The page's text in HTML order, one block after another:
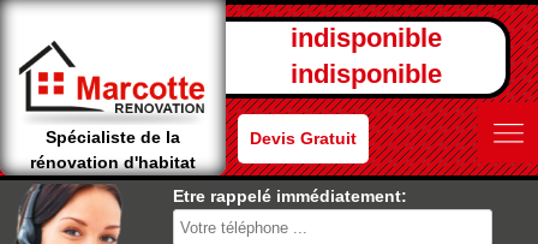
Spécialiste de la
rénovation d'habitat
indisponible
indisponible
Devis Gratuit
Etre rappelé immédiatement: